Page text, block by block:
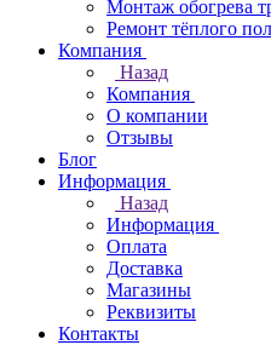
Монтаж обогрева
Ремонт тёплого
Компания
Назад
Компания
О компании
Отзывы
Блог
Информация
Назад
Информация
Оплата
Доставка
Магазины
Реквизиты
Контакты